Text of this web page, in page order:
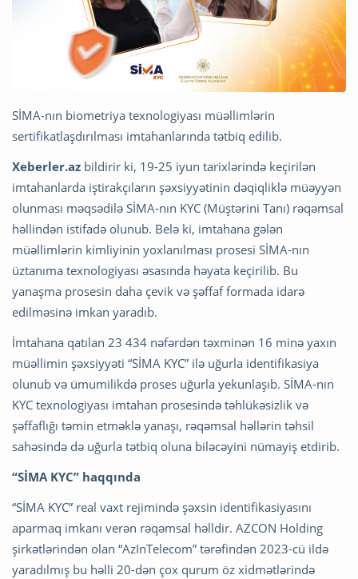
SİMA-nın biometriya texnologiyası müəllimlərin
sertifikatlaşdırılması imtahanlarında tətbiq edilib.
Xeberler.az bildirir ki, 19-25 iyun tarixlərində keçirilən
imtahanlarda iştirakçıların şəxsiyyətinin dəqiqliklə müəyyən
olunması məqsədilə SİMA-nın KYC (Müştərini Tanı) rəqəmsal
həllindən istifadə olunub. Belə ki, imtahana gələn
müəllimlərin kimliyinin yoxlanılması prosesi SİMA-nın
üztanıma texnologiyası əsasında həyata keçirilib. Bu
yanaşma prosesin daha çevik və şəffaf formada idarə
edilməsinə imkan yaradıb.
İmtahana qatılan 23 434 nəfərdən təxminən 16 minə yaxın
müəllimin şəxsiyyəti “SİMA KYC” ilə uğurla identifikasiya
olunub və ümumilikdə proses uğurla yekunlaşıb. SİMA-nın
KYC texnologiyası imtahan prosesində təhlükəsizlik və
şəffaflığı təmin etməklə yanaşı, rəqəmsal həllərin təhsil
sahəsində də uğurla tətbiq oluna biləcəyini nümayiş etdirib.
“SİMA KYC” haqqında
“SİMA KYC” real vaxt rejimində şəxsin identifikasiyasını
aparmaq imkanı verən rəqəmsal həlldir. AZCON Holding
şirkətlərindən olan “AzInTelecom” tərəfindən 2023-cü ildə
yaradılmış bu həlli 20-dən çox qurum öz xidmətlərində